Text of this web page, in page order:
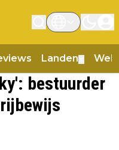
Landen
bestuurder